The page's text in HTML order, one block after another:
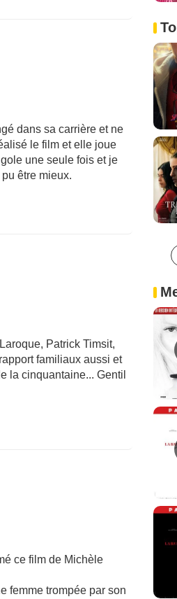
dans sa carrière et ne
le film et elle joue
une seule fois et je
être mieux.
Patrick Timsit,
familiaux aussi et
la cinquantaine... Gentil
ce film de Michèle
femme trompée par son